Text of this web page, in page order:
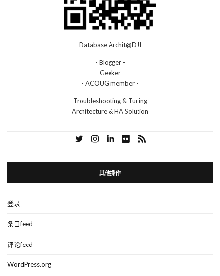
Database Archit@DJI
- Blogger -
- Geeker -
- ACOUG member -
Troubleshooting & Tuning
Architecture & HA Solution
其他操作
登录
条目feed
评论feed
WordPress.org